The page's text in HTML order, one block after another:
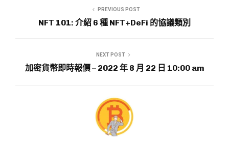
PREVIOUS POST
NFT 101: 介紹 6 種 NFT+DeFi 的協議類別
NEXT POST
加密貨幣即時報價 – 2022 年 8 月 22 日 10:00 am